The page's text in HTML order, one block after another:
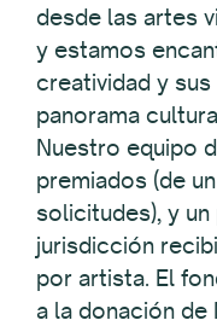
desde las artes
y estamos
creatividad y
panorama
Nuestro equipo
premiados (de
solicitudes), y
jurisdicción
por artista. El
a la donación